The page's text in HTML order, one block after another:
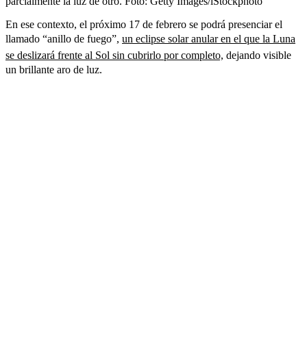
En ese contexto, el próximo 17 de febrero se podrá presenciar el
llamado “anillo de fuego”, un eclipse solar anular en el que la Luna
se deslizará frente al Sol sin cubrirlo por completo, dejando visible
un brillante aro de luz.